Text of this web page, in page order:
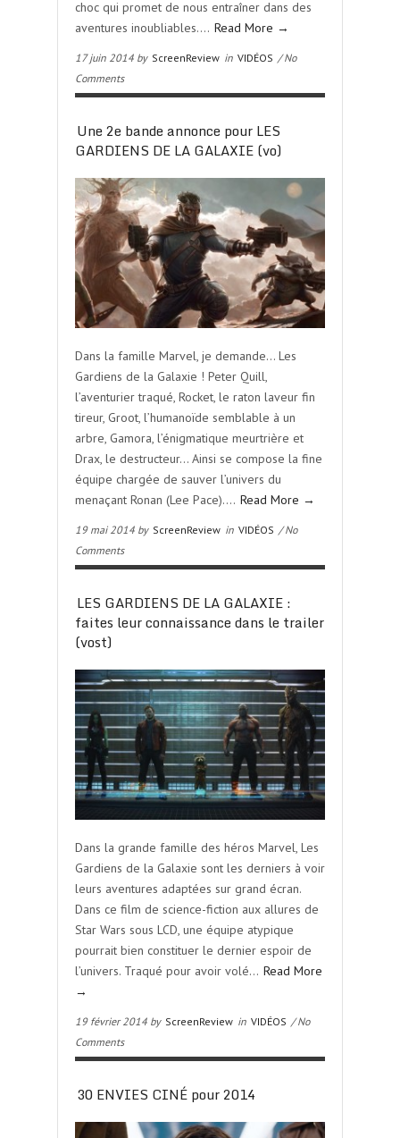
choc qui promet de nous entraîner dans des
aventures inoubliables…. Read More →
17 juin 2014 by ScreenReview in VIDÉOS / No
Comments
Une 2e bande annonce pour LES
GARDIENS DE LA GALAXIE (vo)
Dans la famille Marvel, je demande… Les
Gardiens de la Galaxie ! Peter Quill,
l’aventurier traqué, Rocket, le raton laveur fin
tireur, Groot, l’humanoïde semblable à un
arbre, Gamora, l’énigmatique meurtrière et
Drax, le destructeur… Ainsi se compose la fine
équipe chargée de sauver l’univers du
menaçant Ronan (Lee Pace)…. Read More →
19 mai 2014 by ScreenReview in VIDÉOS / No
Comments
LES GARDIENS DE LA GALAXIE :
faites leur connaissance dans le trailer
(vost)
Dans la grande famille des héros Marvel, Les
Gardiens de la Galaxie sont les derniers à voir
leurs aventures adaptées sur grand écran.
Dans ce film de science-fiction aux allures de
Star Wars sous LCD, une équipe atypique
pourrait bien constituer le dernier espoir de
l’univers. Traqué pour avoir volé… Read More
→
19 février 2014 by ScreenReview in VIDÉOS / No
Comments
30 ENVIES CINÉ pour 2014